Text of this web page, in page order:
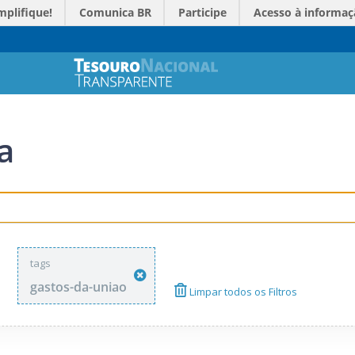
Comunica BR Participe Acesso à
tags
gastos-da-uniao Limpar todos os Filtros